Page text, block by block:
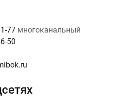
77 многоканальный
50